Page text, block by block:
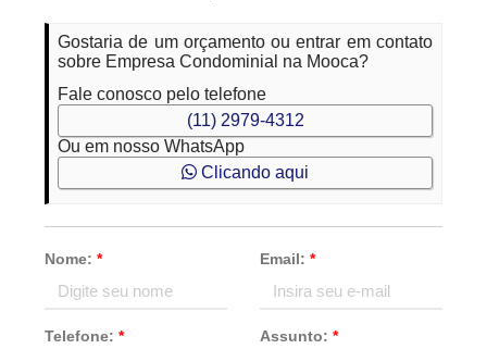
Gostaria de um orçamento ou entrar em contato
sobre Empresa Condominial na Mooca?
Fale conosco pelo telefone
(11) 2979-4312
Ou em nosso WhatsApp
Clicando aqui
Nome:* Email: *
Telefone:* Assunto: *